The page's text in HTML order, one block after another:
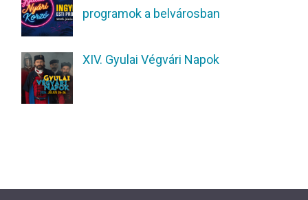
programok a belvárosban
XIV. Gyulai Végvári Napok